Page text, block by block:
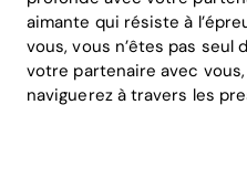
aimante qui résiste à
vous, vous n’êtes pas seul
votre partenaire avec
naviguerez à travers les